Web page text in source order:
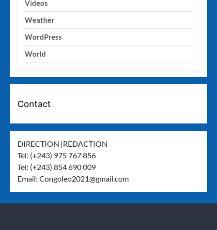
Videos
Weather
WordPress
World
Contact
DIRECTION |REDACTION
Tel: (+243) 975 767 856
Tel: (+243) 854 690 009
Email:Congoleo2021@gmail.com